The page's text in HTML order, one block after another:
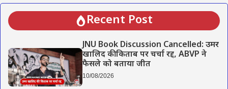
Recent Post
JNU Book Discussion Cancelled: उमर
खालिद की किताब पर चर्चा रद्द, ABVP ने
फैसले को बताया जीत
10/08/2026